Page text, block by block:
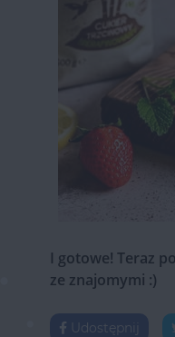
I gotowe! Teraz
ze znajomymi :)
Udostępnij